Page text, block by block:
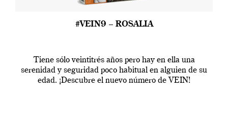
#VEIN9 – ROSALIA
Tiene sólo veintitrés años pero hay en ella una
serenidad y seguridad poco habitual en alguien de su
edad. ¡Descubre el nuevo número de VEIN!